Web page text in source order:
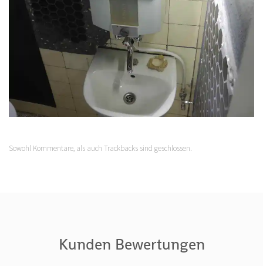
Sowohl Kommentare, als auch Trackbacks sind geschlossen.
Kunden Bewertungen